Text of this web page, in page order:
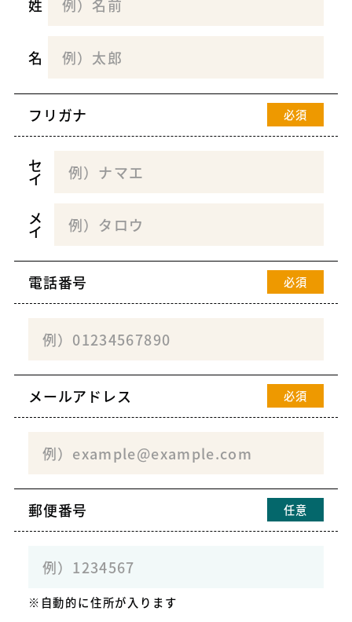
姓
名
フリガナ 必須
セ
イ
メ
イ
電話番号 必須
メールアドレス 必須
郵便番号 任意
自動的に住所が入ります